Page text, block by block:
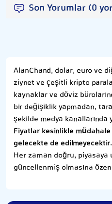
Son Yorumlar (0
AlanChand, dolar, euro ve
ziynet ve çeşitli kripto
kaynaklar ve döviz
bir değişiklik yapmadan,
şekilde medya kanallarında
Fiyatlar kesinlikle
gelecekte de edilmeyecektir.
Her zaman doğru,
güncellenmiş olmasına